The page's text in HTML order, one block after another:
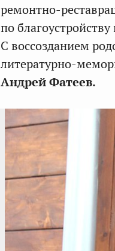
ремонтно-
по
С воссозданием
литературно-
Андрей Фатеев.